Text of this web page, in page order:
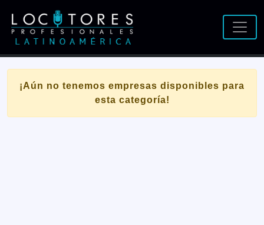
¡Aún no tenemos empresas disponibles para
esta categoría!